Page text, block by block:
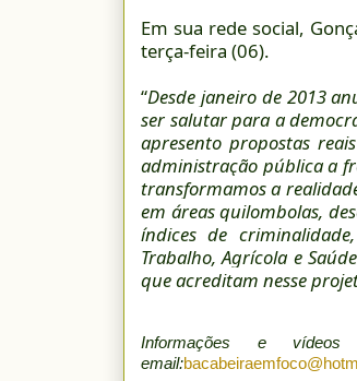
Em sua rede social,
terça-feira (06).
“Desde janeiro de 2013
ser salutar para a
apresento propostas
administração pública a
transformamos a
em áreas quilombolas,
índices de
Trabalho, Agrícola e
que acreditam nesse
Informações e
email: